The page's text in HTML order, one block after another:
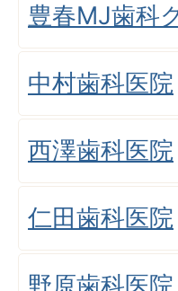
豊春MJ歯科
中村歯科医院
西澤歯科医院
仁田歯科医院